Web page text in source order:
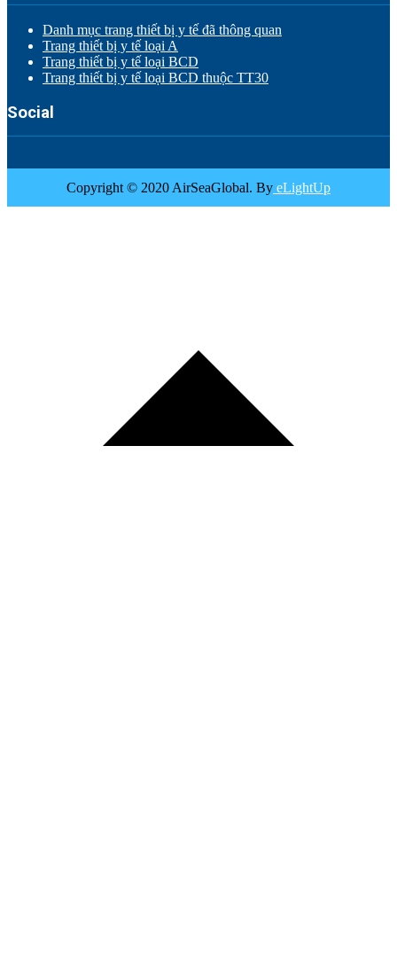
Danh mục trang thiết bị y tế đã thông quan
Trang thiết bị y tế loại A
Trang thiết bị y tế loại BCD
Trang thiết bị y tế loại BCD thuộc TT30
Social
Copyright © 2020 AirSeaGlobal. By eLightUp